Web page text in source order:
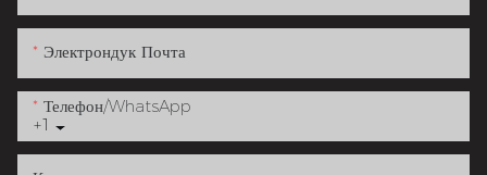
Электрондук Почта
+1
Телефон/whatsApp